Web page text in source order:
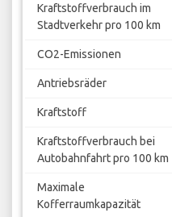
Kraftstoffverbrauch im
Stadtverkehr pro 100 km
CO2-Emissionen
Antriebsräder
Kraftstoff
Kraftstoffverbrauch bei
Autobahnfahrt pro 100 km
Maximale
Kofferraumkapazität